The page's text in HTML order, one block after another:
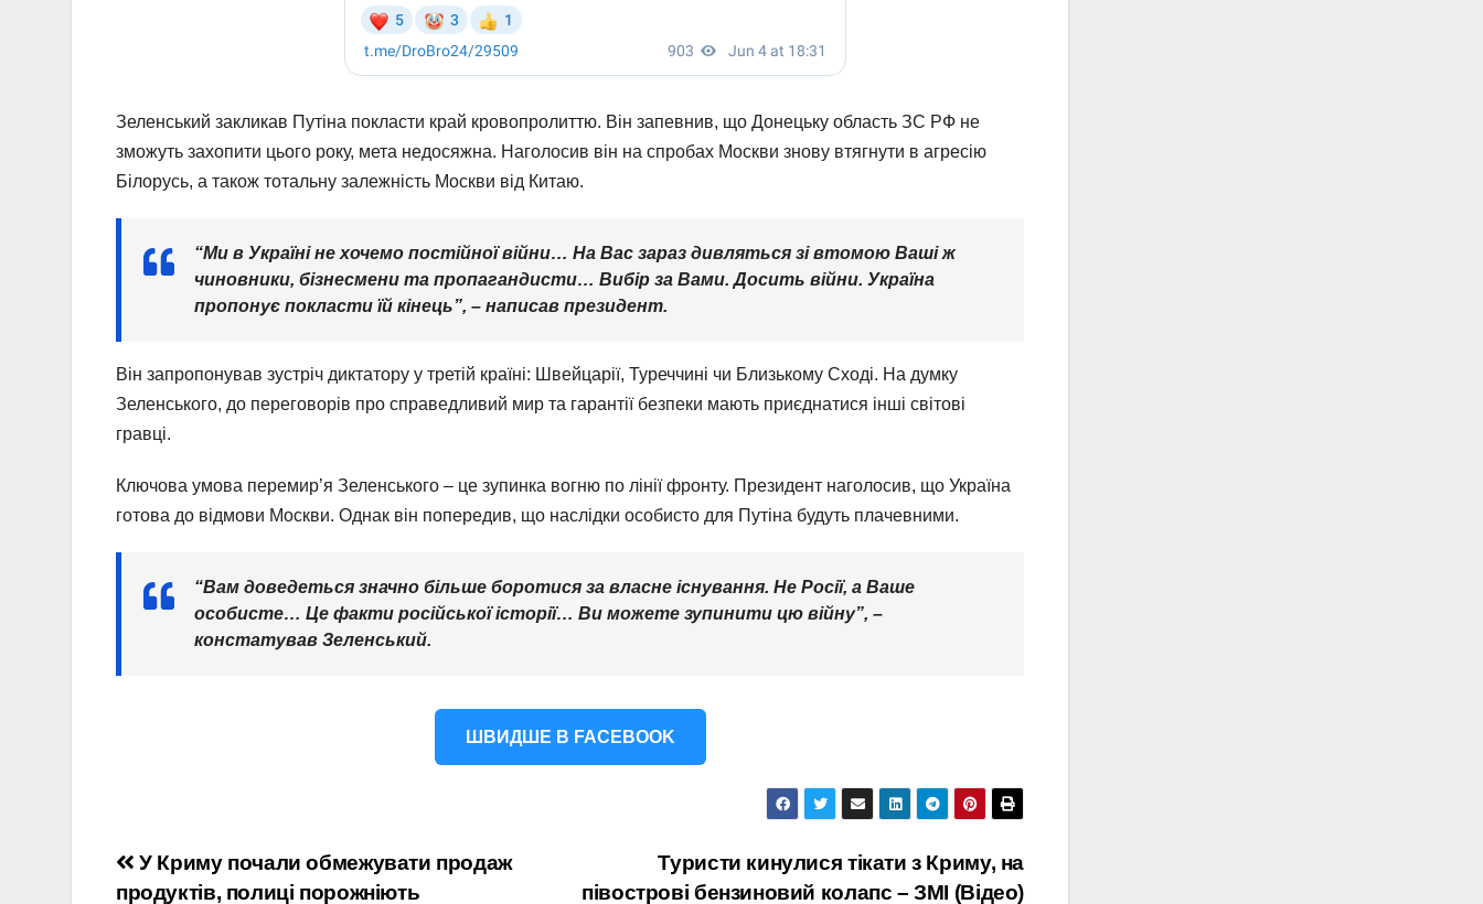
Зеленський закликав Путіна покласти край кровопролиттю. Він запевнив, що Донецьку область ЗС РФ не
зможуть захопити цього року, мета недосяжна. Наголосив він на спробах Москви знову втягнути в агресію
Білорусь, а також тотальну залежність Москви від Китаю.
“Ми в Україні не хочемо постійної війни… На Вас зараз дивляться зі втомою Ваші ж
чиновники, бізнесмени та пропагандисти… Вибір за Вами. Досить війни. Україна
пропонує покласти їй кінець”, – написав президент.
Він запропонував зустріч диктатору у третій країні: Швейцарії, Туреччині чи Близькому Сході. На думку
Зеленського, до переговорів про справедливий мир та гарантії безпеки мають приєднатися інші світові
гравці.
Ключова умова перемир’я Зеленського – це зупинка вогню по лінії фронту. Президент наголосив, що Україна
готова до відмови Москви. Однак він попередив, що наслідки особисто для Путіна будуть плачевними.
“Вам доведеться значно більше боротися за власне існування. Не Росії, а Ваше
особисте… Це факти російської історії… Ви можете зупинити цю війну”, –
констатував Зеленський.
ШВИДШЕ В FACEBOOK
Навігація
Туристи кинулися тікати з Криму, на
півострові бензиновий колапс – ЗМІ (Відео)
У Криму почали обмежувати продаж
продуктів, полиці порожніють